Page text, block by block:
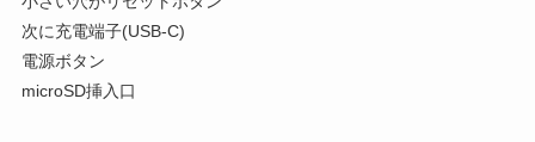
次に充電端子(USB-C)
電源ボタン
microSD挿入口